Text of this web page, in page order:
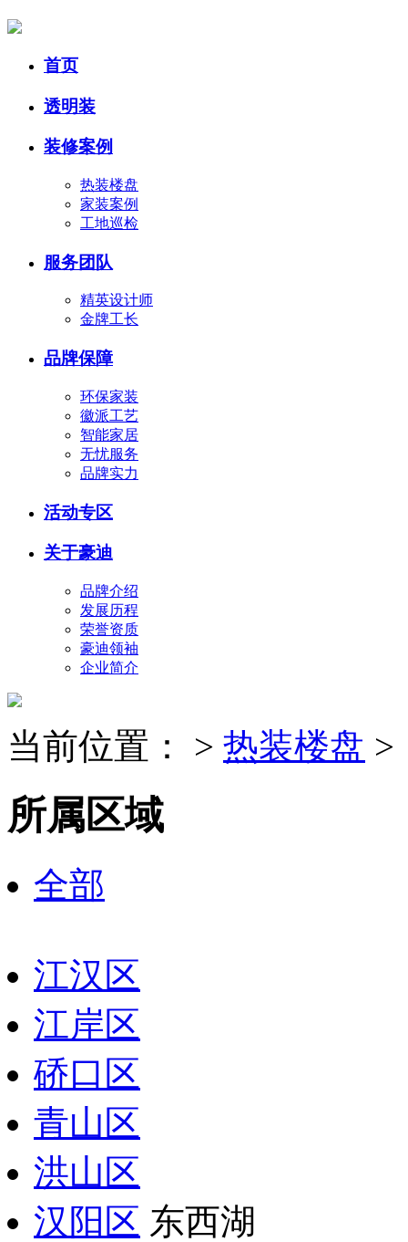
首页
透明装
装修案例
热装楼盘
家装案例
工地巡检
服务团队
精英设计师
金牌工长
品牌保障
环保家装
徽派工艺
智能家居
无忧服务
品牌实力
活动专区
关于豪迪
品牌介绍
发展历程
荣誉资质
豪迪领袖
企业简介
当前位置： > 热装楼盘 >
所属区域
全部
江汉区
江岸区
硚口区
青山区
洪山区
汉阳区 东西湖